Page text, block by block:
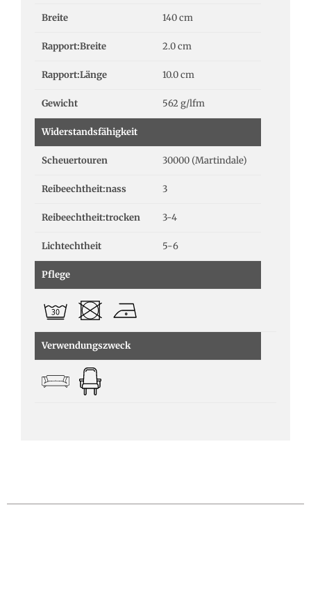
Breite 140 cm
Rapport:Breite 2.0 cm
Rapport:Länge 10.0 cm
Gewicht 562 g/lfm
Widerstandsfähigkeit
Scheuertouren 30000 (Martindale)
Reibeechtheit:nass 3
Reibeechtheit:trocken 3-4
Lichtechtheit 5-6
Pflege
Verwendungszweck